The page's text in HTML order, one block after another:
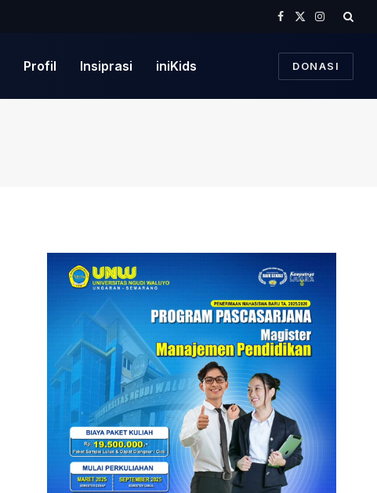
Facebook
X
Instagram
Profil Insiprasi iniKids DONASI